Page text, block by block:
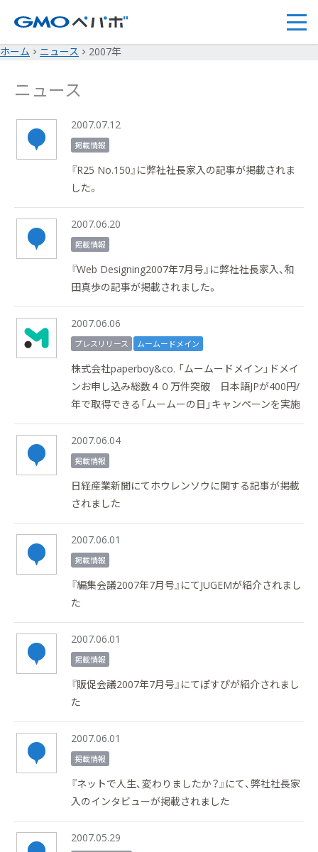
ホーム ニュース 2007年
ニュース
2007.07.12
掲載情報
『R25 No.150』に弊社社長家入の記事が掲載されま
した。
2007.06.20
掲載情報
『Web Designing2007年7月号』に弊社社長家入、和
田真歩の記事が掲載されました。
2007.06.06
プレスリリース ムームードメイン
株式会社paperboy&co. 「ムームードメイン」ドメイ
ンお申し込み総数４０万件突破 日本語JPが400円/
年で取得できる「ムームーの日」キャンペーンを実施
2007.06.04
掲載情報
日経産業新聞にてホウレンソウに関する記事が掲載
されました
2007.06.01
掲載情報
『編集会議2007年7月号』にてJUGEMが紹介されまし
た
2007.06.01
掲載情報
『販促会議2007年7月号』にてぽすぴが紹介されまし
た
2007.06.01
掲載情報
『ネットで人生、変わりましたか？』にて、弊社社長家
入のインタビューが掲載されました
2007.05.29